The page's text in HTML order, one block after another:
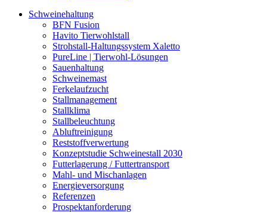
Schweinehaltung
BFN Fusion
Havito Tierwohlstall
Strohstall-Haltungssystem Xaletto
PureLine | Tierwohl-Lösungen
Sauenhaltung
Schweinemast
Ferkelaufzucht
Stallmanagement
Stallklima
Stallbeleuchtung
Abluftreinigung
Reststoffverwertung
Konzeptstudie Schweinestall 2030
Futterlagerung / Futtertransport
Mahl- und Mischanlagen
Energieversorgung
Referenzen
Prospektanforderung